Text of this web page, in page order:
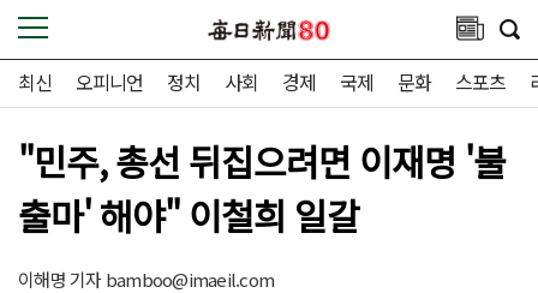
최신 오피니언 정치 사회 경제 국제 문화 스포츠
"민주, 총선 뒤집으려면 이재명 '불
출마' 해야" 이철희 일갈
이해명 기자bamboo@imaeil.com